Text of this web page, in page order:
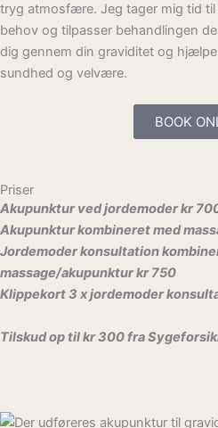
tryg atmosfære. Jeg tager mig tid
behov og tilpasser behandlingen
dig gennem din graviditet og
sundhed og velvære.
BOOK
Priser
Akupunktur ved jordemoder kr
Akupunktur kombineret med
Jordemoder konsultation
massage/akupunktur kr 750
Klippekort 3 x jordemoder
Tilskud op til kr 300 fra